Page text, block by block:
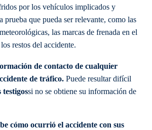
por los vehículos implicados y
prueba que pueda ser relevante, como las
las marcas de frenada en el
restos del accidente.
de contacto de cualquier
de tráfico. Puede resultar difícil
testigossi no se obtiene su información de
cómo ocurrió el accidente con sus